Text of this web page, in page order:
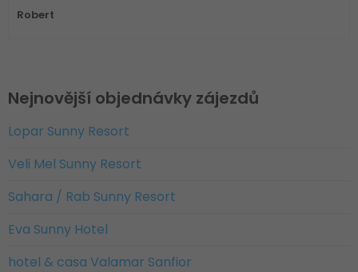
Robert
Nejnovější objednávky zájezdů
Lopar Sunny Resort
Veli Mel Sunny Resort
Sahara / Rab Sunny Resort
Eva Sunny Hotel
hotel & casa Valamar Sanfior